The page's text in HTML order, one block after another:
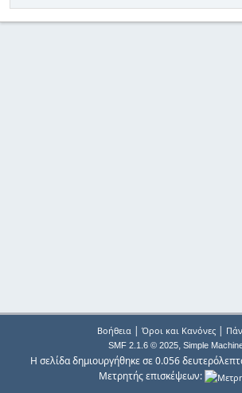
Βοήθεια| Όροι και Κανόνες|
SMF 2.1.6 © 2025, Simple
Η σελίδα δημιουργήθηκε σε 0.056
Μετρητής επισκέψεων: